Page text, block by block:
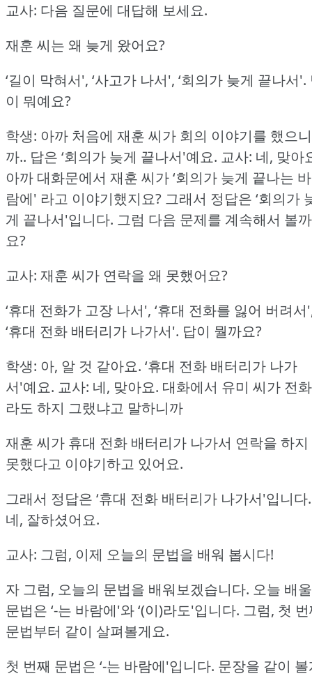
교사: 다음 질문에 대답해 보세요.
재훈 씨는 왜 늦게 왔어요?
‘길이 막혀서', ‘사고가 나서', ‘회의가 늦게 끝나서'.
이 뭐예요?
학생: 아까 처음에 재훈 씨가 회의 이야기를 했으니
까.. 답은 ‘회의가 늦게 끝나서'예요. 교사: 네, 맞아
아까 대화문에서 재훈 씨가 ‘회의가 늦게 끝나는 바
람에' 라고 이야기했지요? 그래서 정답은 ‘회의가
게 끝나서'입니다. 그럼 다음 문제를 계속해서 볼까
요?
교사: 재훈 씨가 연락을 왜 못했어요?
‘휴대 전화가 고장 나서', ‘휴대 전화를 잃어 버려서
‘휴대 전화 배터리가 나가서'. 답이 뭘까요?
학생: 아, 알 것 같아요. ‘휴대 전화 배터리가 나가
서'예요. 교사: 네, 맞아요. 대화에서 유미 씨가 전화
라도 하지 그랬냐고 말하니까
재훈 씨가 휴대 전화 배터리가 나가서 연락을 하지
못했다고 이야기하고 있어요.
그래서 정답은 ‘휴대 전화 배터리가 나가서'입니다.
네, 잘하셨어요.
교사: 그럼, 이제 오늘의 문법을 배워 봅시다!
자 그럼, 오늘의 문법을 배워보겠습니다. 오늘 배울
문법은 ‘-는 바람에'와 ‘(이)라도'입니다. 그럼, 첫
문법부터 같이 살펴볼게요.
첫 번째 문법은 ‘-는 바람에'입니다. 문장을 같이